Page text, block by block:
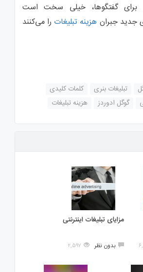
برای گفتگوها، خیلی‌ سخت است
جدید جبران هزینه تبلیغات را می‌کنند
تبلیغات بنری
کلمات کلیدی
گوگل ادوردز هزینه تبلیغات
مزایای تبلیغات اینترنتی
بدون نظر ۲,۵۹۷